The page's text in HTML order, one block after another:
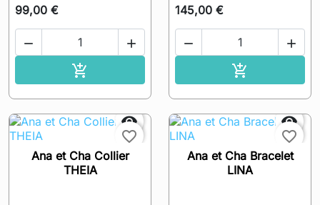
99,00 €
 

145,00 €
 


favorite_border
Ana et Cha Collier
THEIA

favorite_border
Ana et Cha Bracelet
LINA